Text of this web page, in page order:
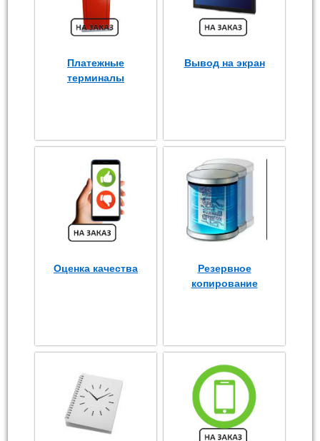
Платежные
терминалы
Вывод на экран
Оценка качества
Резервное
копирование